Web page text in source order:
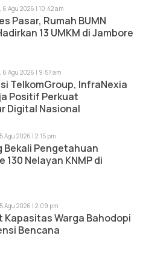
6 Agu 2026 | 10:42 am
Pasar, Rumah BUMN
13 UMKM di Jambore
6 Agu 2026 | 9:57 am
TelkomGroup, InfraNexia
Positif Perkuat
Digital Nasional
Agu 2026 | 2:15 pm
Bekali Pengetahuan
130 Nelayan KNMP di
Agu 2026 | 2:09 pm
Kapasitas Warga Bahodopi
Bencana